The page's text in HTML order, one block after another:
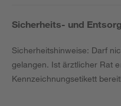
Sicherheits- und
Sicherheitshinweise: Darf
gelangen. Ist ärztlicher Rat
Kennzeichnungsetikett